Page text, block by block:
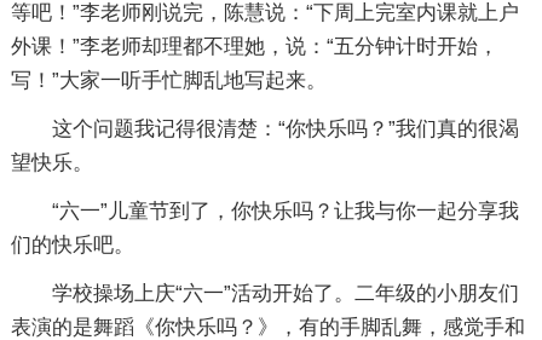
等吧！”李老师刚说完，陈慧说：“下周上完室内课就上户
外课！”李老师却理都不理她，说：“五分钟计时开始，
写！”大家一听手忙脚乱地写起来。
这个问题我记得很清楚：“你快乐吗？”我们真的很渴
望快乐。
“六一”儿童节到了，你快乐吗？让我与你一起分享我
们的快乐吧。
学校操场上庆“六一”活动开始了。二年级的小朋友们
表演的是舞蹈《你快乐吗？》，有的手脚乱舞，感觉手和